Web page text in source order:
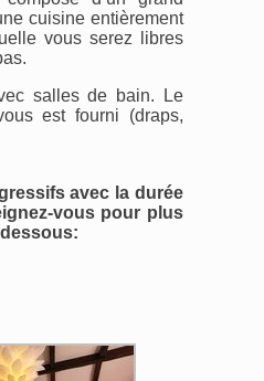
cuisine entièrement
vous serez libres
salles de bain. Le
est fourni (draps,
avec la durée
vous pour plus